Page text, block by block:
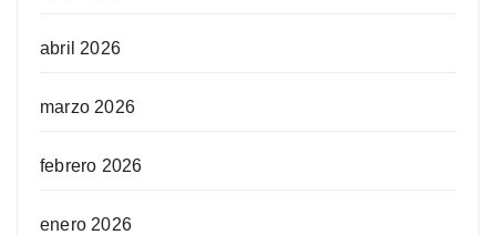
abril 2026
marzo 2026
febrero 2026
enero 2026